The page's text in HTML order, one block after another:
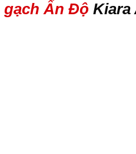
gạch Ấn Độ Kiara